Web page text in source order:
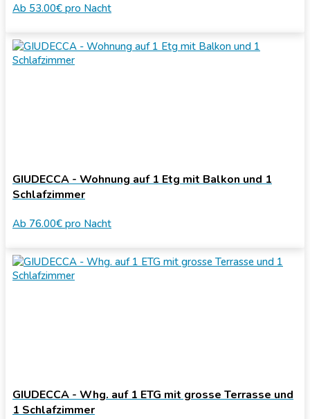
Ab 53.00€ pro Nacht
GIUDECCA - Wohnung auf 1 Etg mit Balkon und 1
Schlafzimmer
Ab 76.00€ pro Nacht
GIUDECCA - Whg. auf 1 ETG mit grosse Terrasse und
1 Schlafzimmer